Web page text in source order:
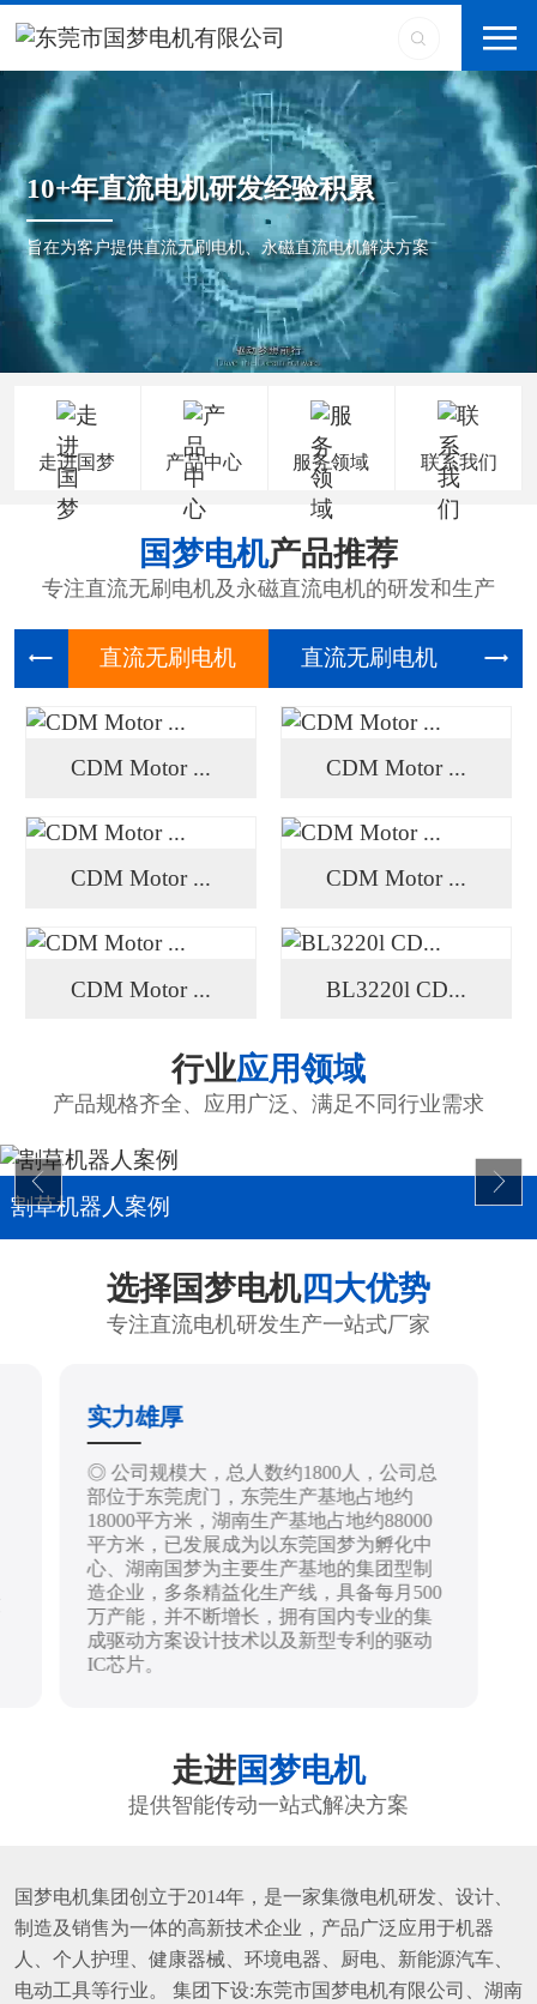
10+年直流电机研发经验积累
旨在为客户提供直流无刷电机、永磁直流电机解决方案
走进国梦 产品中心 服务领域 联系我们
国梦电机产品推荐
专注直流无刷电机及永磁直流电机的研发和生产
直流无刷 直流无刷 高压
CDM Motor ... CDM Motor ...
CDM Motor ... CDM Motor ...
CDM Motor ... BL3220l CD...
行业应用领域
产品规格齐全、应用广泛、满足不同行业需求
割草机器人案例
选择国梦电机四大优势
专注直流电机研发生产一站式厂家
实力雄厚
◎ 公司规模大，总人数约1800人，公司总
部位于东莞虎门，东莞生产基地占地约
18000平方米，湖南生产基地占地约88000
平方米，已发展成为以东莞国梦为孵化中
心、湖南国梦为主要生产基地的集团型制
造企业，多条精益化生产线，具备每月500
万产能，并不断增长，拥有国内专业的集
成驱动方案设计技术以及新型专利的驱动
IC芯片。
走进国梦电机
提供智能传动一站式解决方案
国梦电机集团创立于2014年，是一家集微电机研发、设计、
制造及销售为一体的高新技术企业，产品广泛应用于机器
人、个人护理、健康器械、环境电器、厨电、新能源汽车、
电动工具等行业。 集团下设:东莞市国梦电机有限公司、湖南